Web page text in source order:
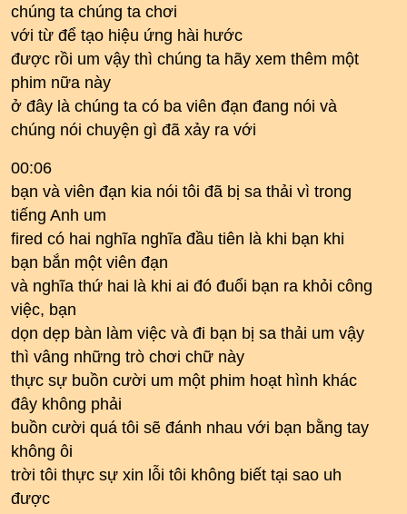
chúng ta chúng ta chơi
với từ để tạo hiệu ứng hài hước
được rồi um vậy thì chúng ta hãy xem thêm một
phim nữa này
ở đây là chúng ta có ba viên đạn đang nói và
chúng nói chuyện gì đã xảy ra với
00:06
bạn và viên đạn kia nói tôi đã bị sa thải vì trong
tiếng Anh um
fired có hai nghĩa nghĩa đầu tiên là khi bạn khi
bạn bắn một viên đạn
và nghĩa thứ hai là khi ai đó đuổi bạn ra khỏi công
việc, bạn
dọn dẹp bàn làm việc và đi bạn bị sa thải um vậy
thì vâng những trò chơi chữ này
thực sự buồn cười um một phim hoạt hình khác
đây không phải
buồn cười quá tôi sẽ đánh nhau với bạn bằng tay
không ôi
trời tôi thực sự xin lỗi tôi không biết tại sao uh
được